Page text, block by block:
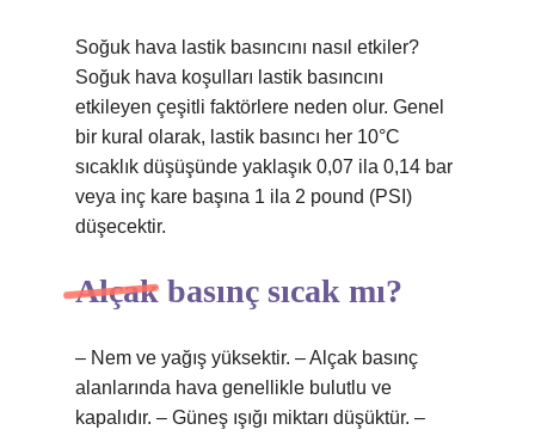
Soğuk hava lastik basıncını nasıl etkiler?
Soğuk hava koşulları lastik basıncını
etkileyen çeşitli faktörlere neden olur. Genel
bir kural olarak, lastik basıncı her 10°C
sıcaklık düşüşünde yaklaşık 0,07 ila 0,14 bar
veya inç kare başına 1 ila 2 pound (PSI)
düşecektir.
Alçak basınç sıcak mı?
– Nem ve yağış yüksektir. – Alçak basınç
alanlarında hava genellikle bulutlu ve
kapalıdır. – Güneş ışığı miktarı düşüktür. –